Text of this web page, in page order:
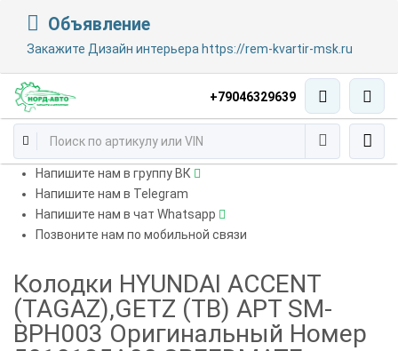
Объявление
Закажите Дизайн интерьера https://rem-kvartir-msk.ru
+79046329639
Напишите нам в группу ВК
Напишите нам в Telegram
Напишите нам в чат Whatsapp
Позвоните нам по мобильной связи
Колодки HYUNDAI ACCENT
(TAGAZ),GETZ (TB) АРТ SM-
BPH003 Оригинальный Номер